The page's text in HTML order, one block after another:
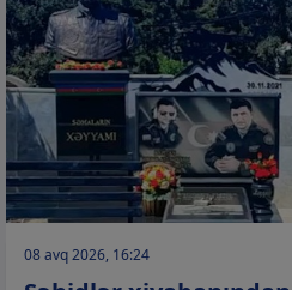
08 avq 2026, 16:24